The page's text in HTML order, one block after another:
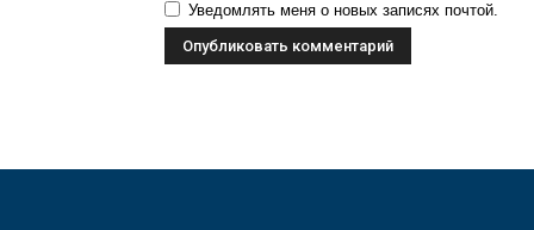
Уведомлять меня о новых записях почтой.